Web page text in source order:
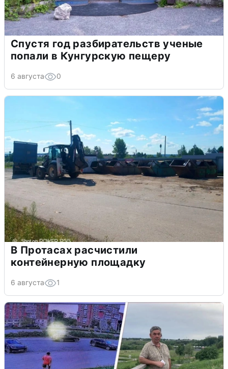
Спустя год разбирательств ученые
попали в Кунгурскую пещеру
6 августа 0
В Протасах расчистили
контейнерную площадку
6 августа 1